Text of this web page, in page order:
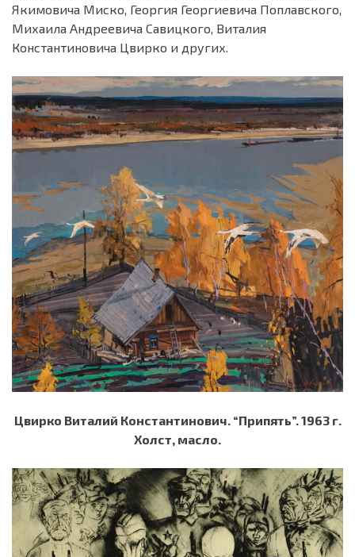
Якимовича Миско, Георгия Георгиевича Поплавского,
Михаила Андреевича Савицкого, Виталия
Константиновича Цвирко и других.
Цвирко Виталий Константинович. “Припять”. 1963 г.
Холст, масло.